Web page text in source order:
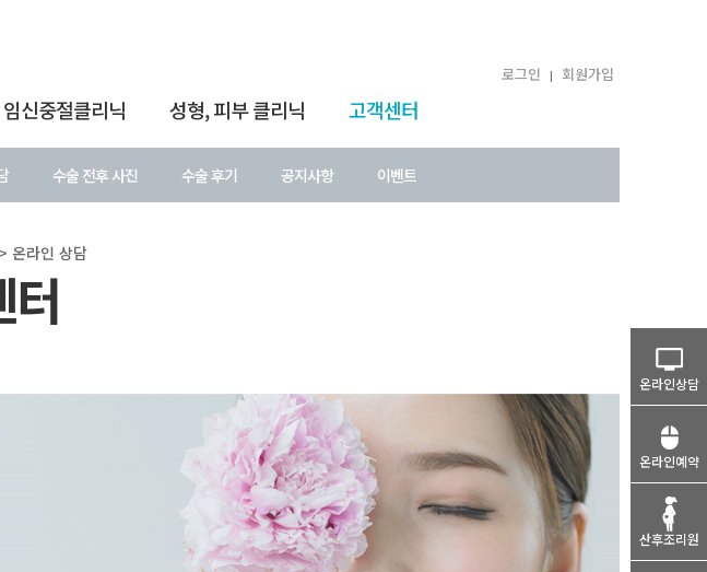
온라인상담
온라인예약
산후조리원
임신중절클리닉 성형, 피부 클리닉 고객센터
수술 전후 사진 수술 후기 공지사항 이벤트
로그인 | 회원가입
온라인 상담
터